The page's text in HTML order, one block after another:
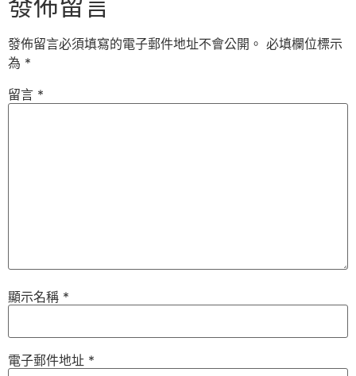
發佈留言必須填寫的電子郵件地址不會公開。 必填欄位標示
為 *
留言 *
顯示名稱 *
電子郵件地址 *